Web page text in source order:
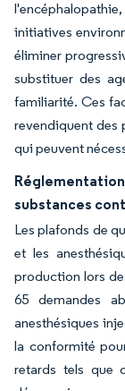
initiatives
éliminer
substituer des
familiarité. Ces
revendiquent des
qui peuvent
substances
Les plafonds de
et les
production lors
65 demandes
anesthésiques
la conformité
retards tels que